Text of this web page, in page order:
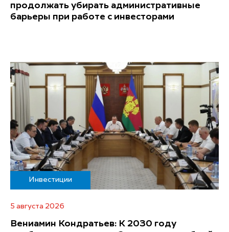
продолжать убирать административные
барьеры при работе с инвесторами
Инвестиции
5 августа 2026
Вениамин Кондратьев: К 2030 году